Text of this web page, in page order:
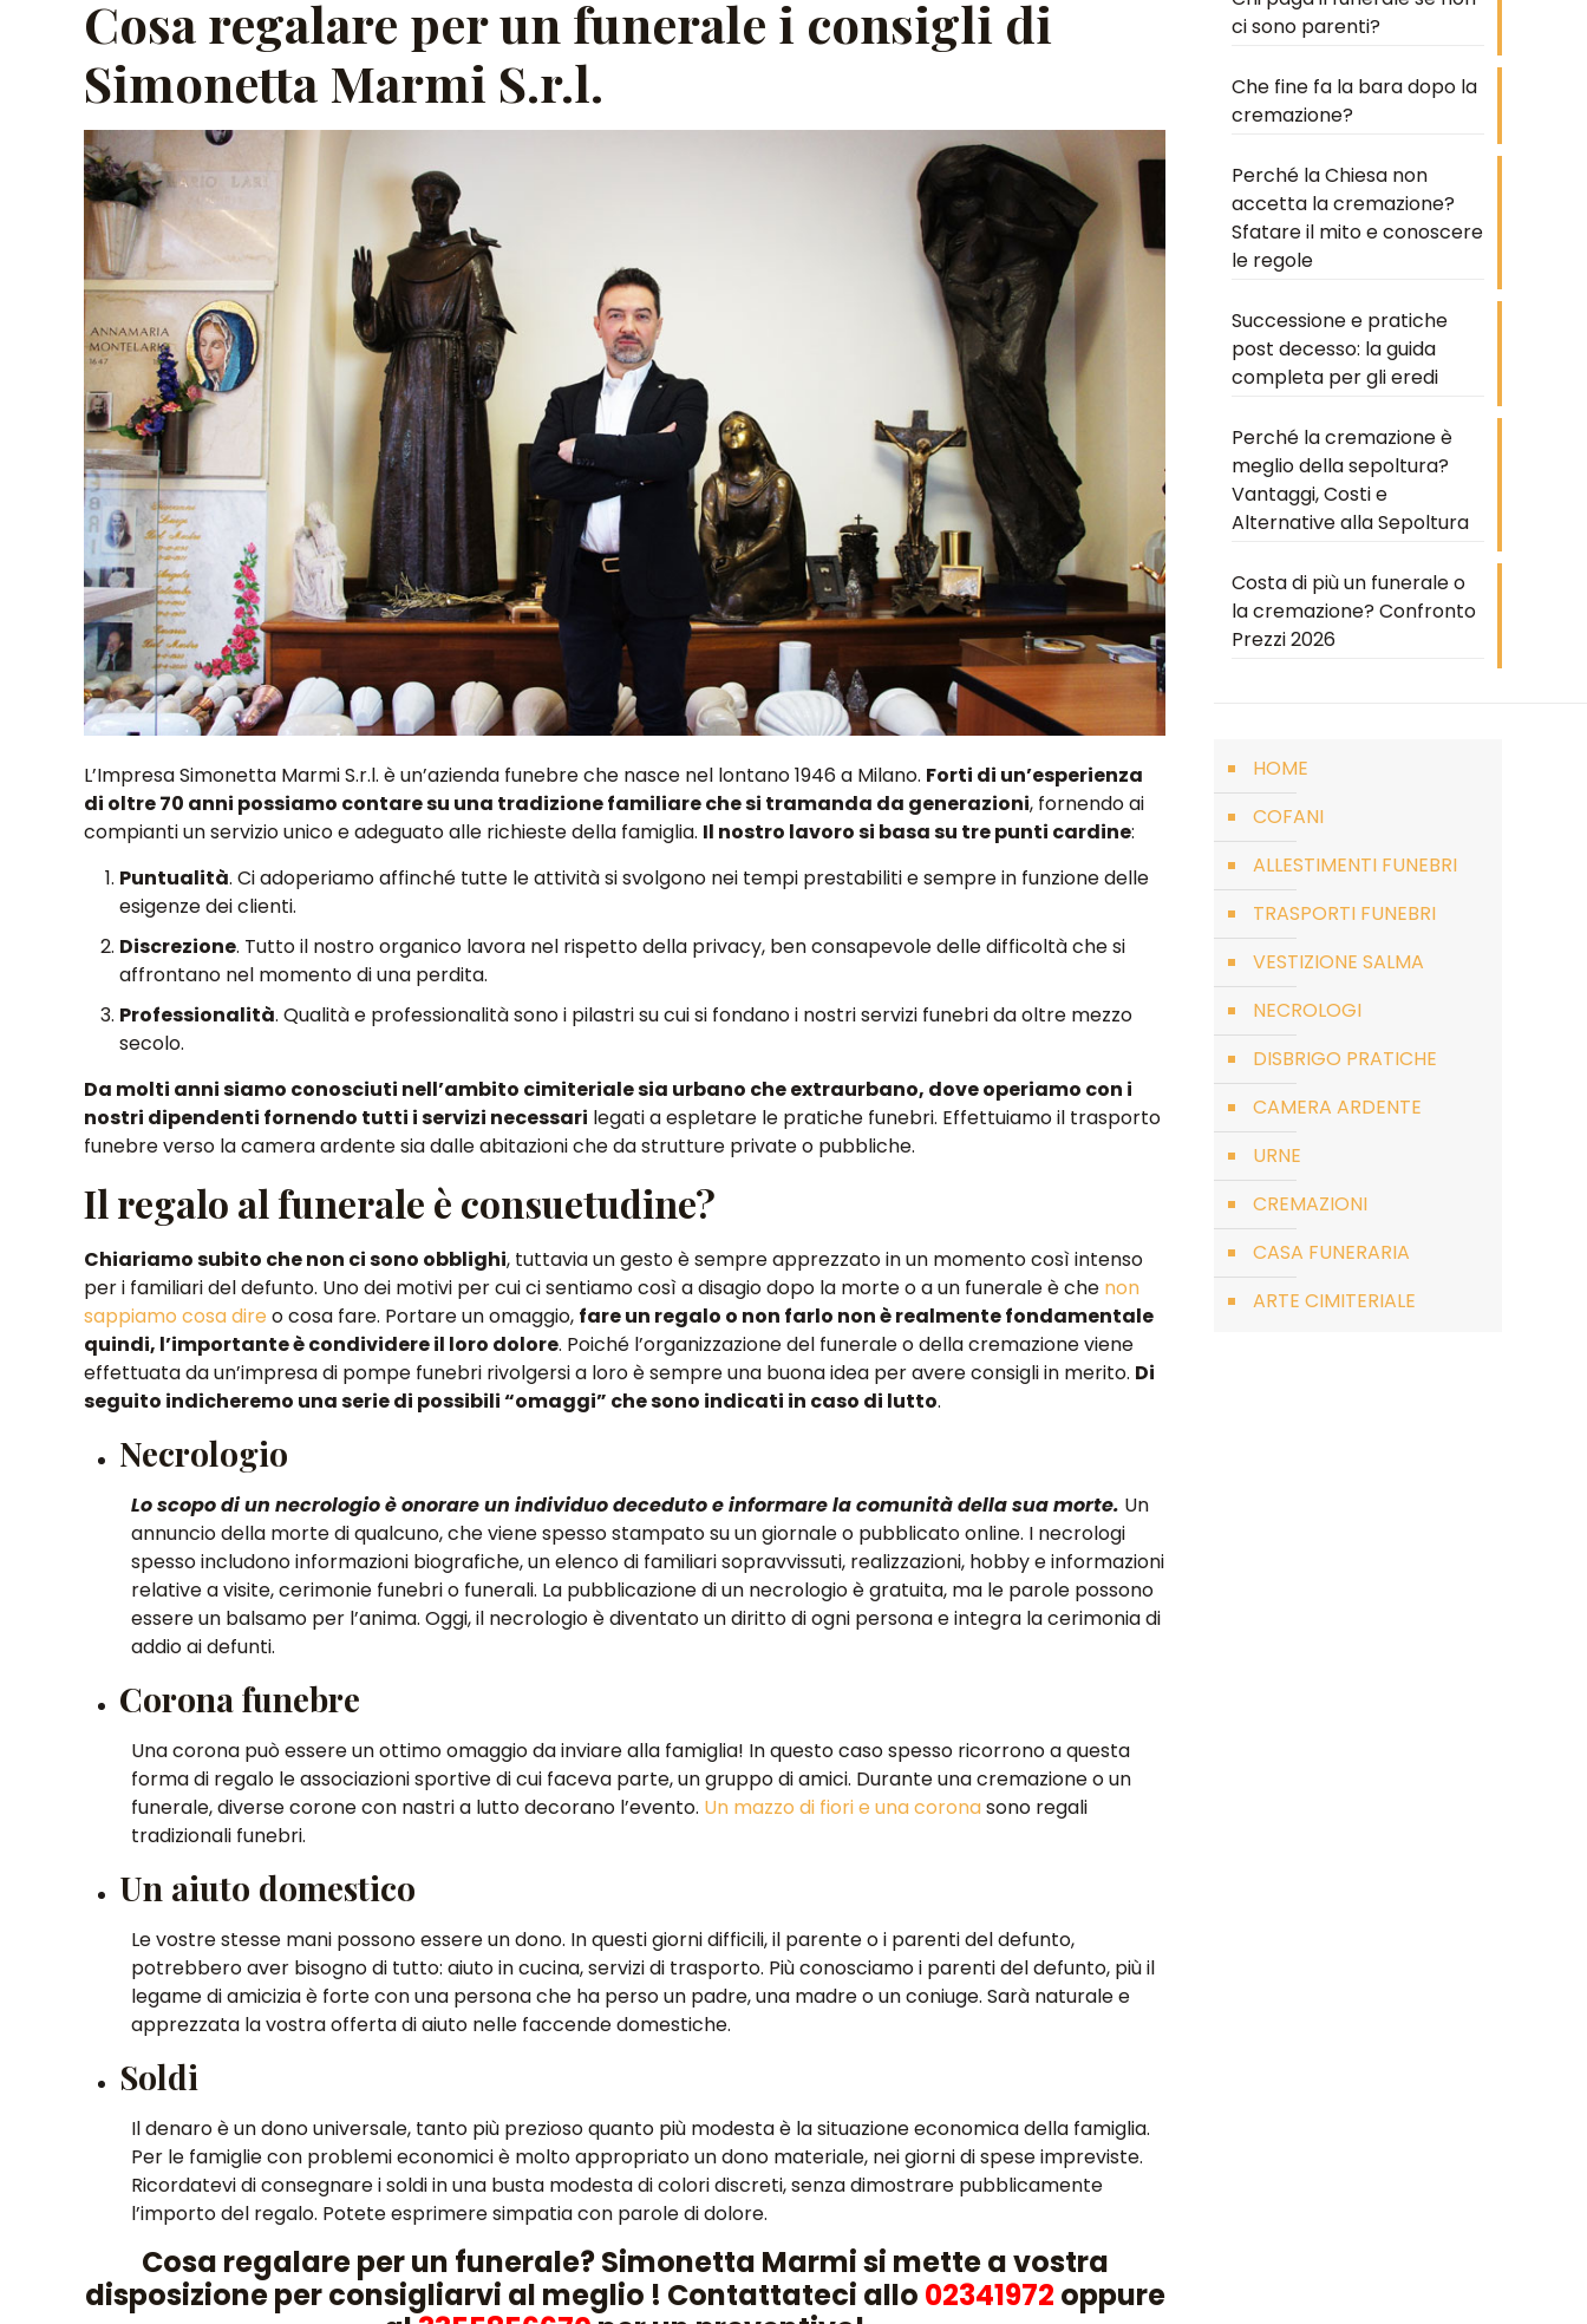
Cosa regalare per un funerale i consigli di
Simonetta Marmi S.r.l.
L’Impresa Simonetta Marmi S.r.l. è un’azienda funebre che nasce nel lontano 1946 a Milano. Forti di un’esperienza
di oltre 70 anni possiamo contare su una tradizione familiare che si tramanda da generazioni, fornendo ai
compianti un servizio unico e adeguato alle richieste della famiglia. Il nostro lavoro si basa su tre punti cardine:
Puntualità. Ci adoperiamo affinché tutte le attività si svolgono nei tempi prestabiliti e sempre in funzione delle
esigenze dei clienti.
Discrezione. Tutto il nostro organico lavora nel rispetto della privacy, ben consapevole delle difficoltà che si
affrontano nel momento di una perdita.
Professionalità. Qualità e professionalità sono i pilastri su cui si fondano i nostri servizi funebri da oltre mezzo
secolo.
Da molti anni siamo conosciuti nell’ambito cimiteriale sia urbano che extraurbano, dove operiamo con i
nostri dipendenti fornendo tutti i servizi necessari legati a espletare le pratiche funebri. Effettuiamo il trasporto
funebre verso la camera ardente sia dalle abitazioni che da strutture private o pubbliche.
Il regalo al funerale è consuetudine?
Chiariamo subito che non ci sono obblighi, tuttavia un gesto è sempre apprezzato in un momento così intenso
per i familiari del defunto. Uno dei motivi per cui ci sentiamo così a disagio dopo la morte o a un funerale è che non
sappiamo cosa dire o cosa fare. Portare un omaggio, fare un regalo o non farlo non è realmente fondamentale
quindi, l’importante è condividere il loro dolore. Poiché l’organizzazione del funerale o della cremazione viene
effettuata da un’impresa di pompe funebri rivolgersi a loro è sempre una buona idea per avere consigli in merito. Di
seguito indicheremo una serie di possibili “omaggi” che sono indicati in caso di lutto.
Necrologio
Lo scopo di un necrologio è onorare un individuo deceduto e informare la comunità della sua morte. Un
annuncio della morte di qualcuno, che viene spesso stampato su un giornale o pubblicato online. I necrologi
spesso includono informazioni biografiche, un elenco di familiari sopravvissuti, realizzazioni, hobby e informazioni
relative a visite, cerimonie funebri o funerali. La pubblicazione di un necrologio è gratuita, ma le parole possono
essere un balsamo per l’anima. Oggi, il necrologio è diventato un diritto di ogni persona e integra la cerimonia di
addio ai defunti.
Corona funebre
Una corona può essere un ottimo omaggio da inviare alla famiglia! In questo caso spesso ricorrono a questa
forma di regalo le associazioni sportive di cui faceva parte, un gruppo di amici. Durante una cremazione o un
funerale, diverse corone con nastri a lutto decorano l’evento. Un mazzo di fiori e una coronasono regali
tradizionali funebri.
Un aiuto domestico
Le vostre stesse mani possono essere un dono. In questi giorni difficili, il parente o i parenti del defunto,
potrebbero aver bisogno di tutto: aiuto in cucina, servizi di trasporto. Più conosciamo i parenti del defunto, più il
legame di amicizia è forte con una persona che ha perso un padre, una madre o un coniuge. Sarà naturale e
apprezzata la vostra offerta di aiuto nelle faccende domestiche.
Soldi
Il denaro è un dono universale, tanto più prezioso quanto più modesta è la situazione economica della famiglia.
Per le famiglie con problemi economici è molto appropriato un dono materiale, nei giorni di spese impreviste.
Ricordatevi di consegnare i soldi in una busta modesta di colori discreti, senza dimostrare pubblicamente
l’importo del regalo. Potete esprimere simpatia con parole di dolore.
Cosa regalare per un funerale? Simonetta Marmi si mette a vostra
disposizione per consigliarvi al meglio ! Contattateci allo 02341972 oppure
ci sono parenti?
Che fine fa la bara dopo la
cremazione?
Perché la Chiesa non
accetta la cremazione?
Sfatare il mito e conoscere
le regole
Successione e pratiche
post decesso: la guida
completa per gli eredi
Perché la cremazione è
meglio della sepoltura?
Vantaggi, Costi e
Alternative alla Sepoltura
Costa di più un funerale o
la cremazione? Confronto
Prezzi 2026
HOME
COFANI
ALLESTIMENTI FUNEBRI
TRASPORTI FUNEBRI
VESTIZIONE SALMA
NECROLOGI
DISBRIGO PRATICHE
CAMERA ARDENTE
URNE
CREMAZIONI
CASA FUNERARIA
ARTE CIMITERIALE